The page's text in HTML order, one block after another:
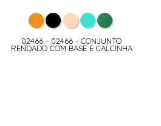
02466 - 02466 - CONJUNTO
RENDADO COM BASE E CALCINHA